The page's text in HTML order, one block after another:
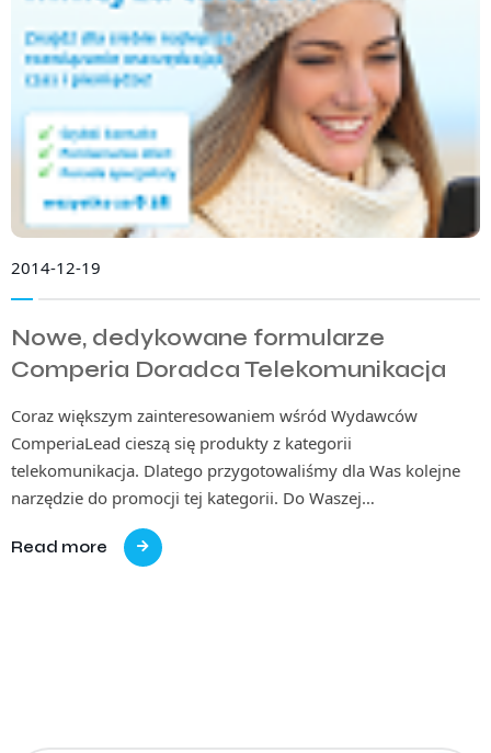
2014-12-19
Nowe, dedykowane formularze
Comperia Doradca Telekomunikacja
Coraz większym zainteresowaniem wśród Wydawców
ComperiaLead cieszą się produkty z kategorii
telekomunikacja. Dlatego przygotowaliśmy dla Was kolejne
narzędzie do promocji tej kategorii. Do Waszej…
Read more